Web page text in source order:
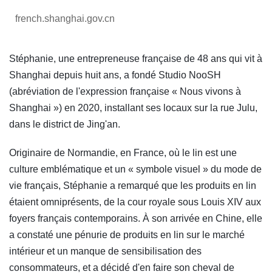
french.shanghai.gov.cn
Stéphanie, une entrepreneuse française de 48 ans qui vit à
Shanghai depuis huit ans, a fondé Studio NooSH
(abréviation de l'expression française « Nous vivons à
Shanghai ») en 2020, installant ses locaux sur la rue Julu,
dans le district de Jing'an.
Originaire de Normandie, en France, où le lin est une
culture emblématique et un « symbole visuel » du mode de
vie français, Stéphanie a remarqué que les produits en lin
étaient omniprésents, de la cour royale sous Louis XIV aux
foyers français contemporains. À son arrivée en Chine, elle
a constaté une pénurie de produits en lin sur le marché
intérieur et un manque de sensibilisation des
consommateurs, et a décidé d'en faire son cheval de